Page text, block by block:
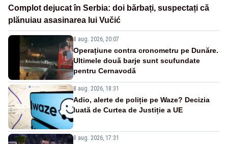
Complot dejucat în Serbia: doi bărbați, suspectați că
plănuiau asasinarea lui Vučić
8 aug. 2026, 20:07
Operațiune contra cronometru pe Dunăre.
Ultimele două barje sunt scufundate
pentru Cernavodă
8 aug. 2026, 18:31
Adio, alerte de poliție pe Waze? Decizia
luată de Curtea de Justiție a UE
8 aug. 2026, 17:31